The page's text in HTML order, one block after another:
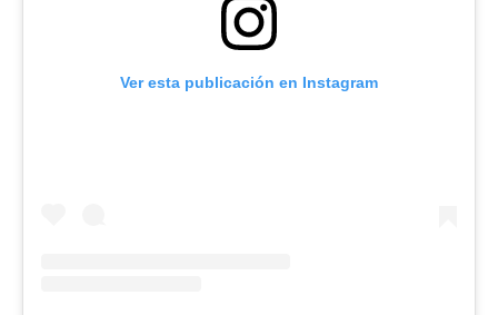
Ver esta publicación en Instagram